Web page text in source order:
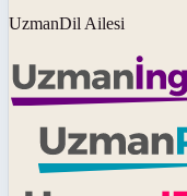
UzmanDil Ailesi